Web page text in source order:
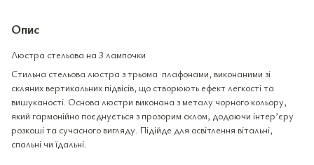
Опис
Люстра стельова на 3 лампочки
Стильна стельова люстра з трьома плафонами, виконаними зі
скляних вертикальних підвісів, що створюють ефект легкості та
вишуканості. Основа люстри виконана з металу чорного кольору,
який гармонійно поєднується з прозорим склом, додаючи інтер’єру
розкоші та сучасного вигляду. Підійде для освітлення вітальні,
спальні чи їдальні.